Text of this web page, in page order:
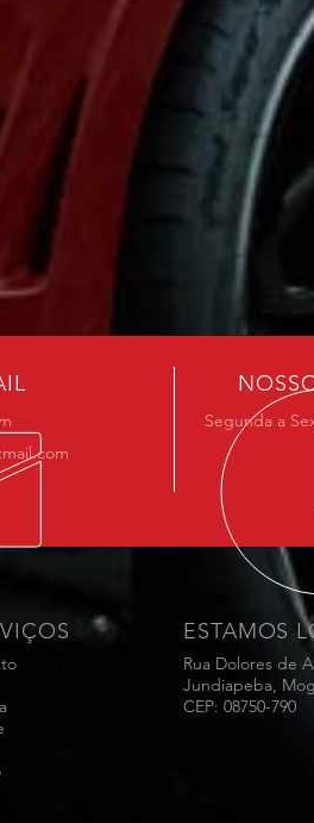
Segunda a
ESTAMOS
Rua Dolores de
Jundiapeba,
CEP: 08750-790